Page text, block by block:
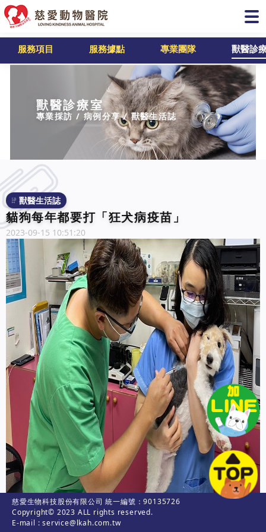
服務項目 服務據點 專業團隊 獸醫診
獸醫診療室
專業採訪 / 病例分享 / 獸醫生活誌
獸醫生活誌
貓狗每年都要打「狂犬病疫苗」
2023-09-15 10:51:20
慈愛生物科技股份有限公司 統一編號：90135726
Copyright© 2023 ALL rights reserved.
E-mail : service@lkah.com.tw